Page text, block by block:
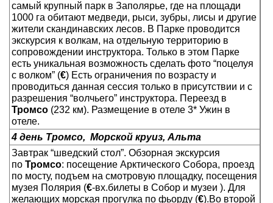
самый крупный парк в Заполярье, где на площади
1000 га обитают медведи, рыси, зубры, лисы и другие
жители скандинавских лесов. В Парке проводится
экскурсия к волкам, на отдельную территорию в
сопровождении инструктора. Только в этом Парке
есть уникальная возможность сделать фото “поцелуя
с волком” (€) Есть ограничения по возрасту и
проводиться данная сессия только в присутствии и с
разрешения “волчьего” инструктора. Переезд в
Тромсо (232 км). Размещение в отеле 3* Ужин в
отеле.
4 день Тромсо, Морской круиз, Альта
Завтрак “шведский стол”. Обзорная экскурсия
по Тромсо: посещение Арктического Собора, проезд
по мосту, подъем на смотровую площадку, посещения
музея Полярия (€-вх.билеты в Собор и музеи ). Для
желающих морская прогулка по фьорду (€).Во второй